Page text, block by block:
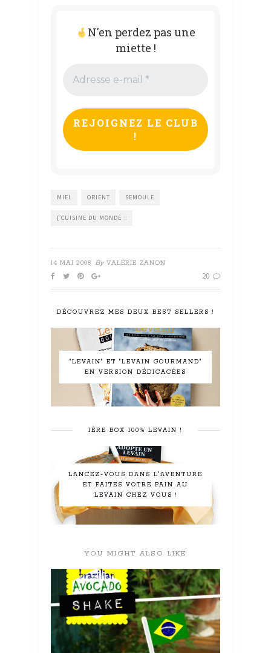
N'en perdez pas une
miette !
e-
*
MIEL ORIENT SEMOULE
{ CUISINE DU MONDE ::
14 MAI 2008 By VALÉRIE ZANON
20
DÉCOUVREZ MES DEUX BEST SELLERS !
"LEVAIN" ET "LEVAIN GOURMAND"
EN VERSION DÉDICACÉES
1ÈRE BOX 100% LEVAIN !
LANCEZ-VOUS DANS L'AVENTURE
ET FAITES VOTRE PAIN AU
LEVAIN CHEZ VOUS !
YOU MIGHT ALSO LIKE